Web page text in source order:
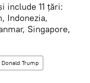
include 11 țări:
Indonezia,
Singapore,
Donald Trump